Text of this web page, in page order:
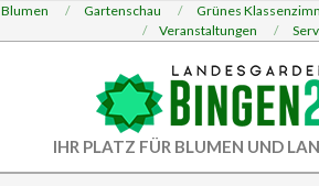
Skip
to
Blumen Gartenschau Grünes
Veranstaltungen
IHR PLATZ FÜR BLUMEN UND